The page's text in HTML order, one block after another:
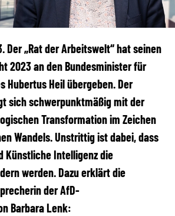
Der „Rat der Arbeitswelt“ hat seinen
2023 an den Bundesminister für
Hubertus Heil übergeben. Der
sich schwerpunktmäßig mit der
Transformation im Zeichen
Wandels. Unstrittig ist dabei, dass
Künstliche Intelligenz die
werden. Dazu erklärt die
der AfD-
Barbara Lenk: